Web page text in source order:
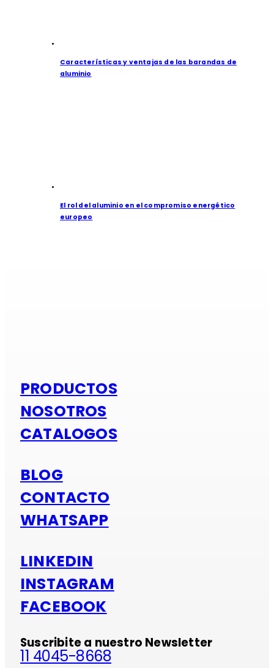
Características y ventajas de las barandas de
aluminio
El rol del aluminio en el compromiso energético
europeo
PRODUCTOS
NOSOTROS
CATALOGOS
BLOG
CONTACTO
WHATSAPP
LINKEDIN
INSTAGRAM
FACEBOOK
Suscribite a nuestro Newsletter
11 4045-8668